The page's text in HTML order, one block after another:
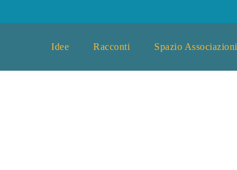
Idee Racconti Spazio Associazioni